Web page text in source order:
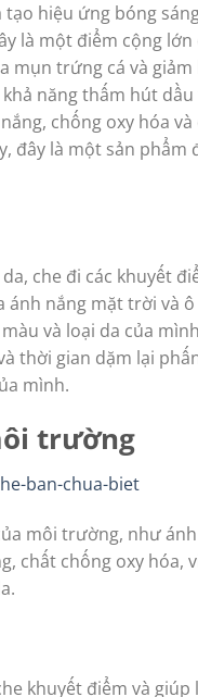
hiệu ứng bóng
là một điểm cộng
mụn trứng cá và
năng thấm hút
chống oxy hóa
đây là một sản
che đi các khuyết
ánh nắng mặt trời và
và loại da của
thời gian dặm lại
mình.
trường
môi trường, như
chất chống oxy hóa,
khuyết điểm và